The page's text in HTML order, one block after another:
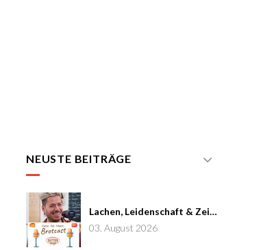
NEUSTE BEITRÄGE
Lachen, Leidenschaft & Zeit: Joël von Mutzenbecher im Brotcast #7
03. August 2026